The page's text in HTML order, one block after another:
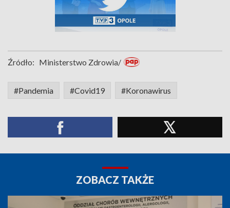
Źródło: Ministerstwo Zdrowia/
#Pandemia #Covid19 #Koronawirus
ZOBACZ TAKŻE